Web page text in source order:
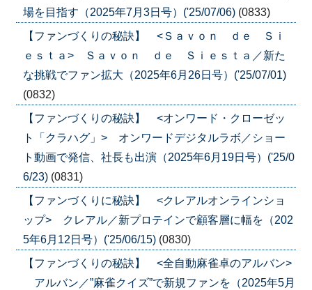
場を目指す（2025年7月3日号）('25/07/06) (0833)
【ファンづくりの秘訣】 <Ｓａｖｏｎ ｄｅ Ｓｉ
ｅｓｔａ> Ｓａｖｏｎ ｄｅ Ｓｉｅｓｔａ／新た
な挑戦でファン拡大（2025年6月26日号）('25/07/01)
(0832)
【ファンづくりの秘訣】 <オンワード・クローゼッ
ト「クラハグ」> オンワードデジタルラボ／ショー
ト動画で発信、社長も出演（2025年6月19日号）('25/0
6/23) (0831)
【ファンづくりに秘訣】 <クレアルオンラインショ
ップ> クレアル／新プロテインで顧客層に幅を（202
5年6月12日号）('25/06/15) (0830)
【ファンづくりの秘訣】 <全自動麻雀卓のアルバン>
アルバン／”麻雀クイズ”で新規ファンを（2025年5月